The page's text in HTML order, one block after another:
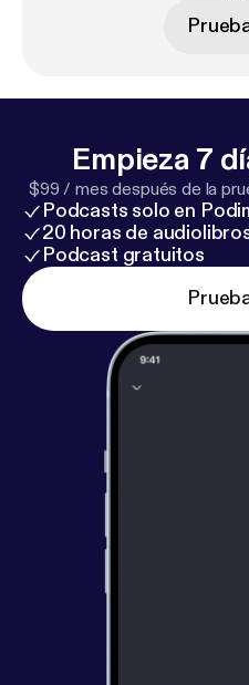
Empieza 7
$99 / mes después de la
Podcasts solo en
20 horas de
Podcast gratuitos